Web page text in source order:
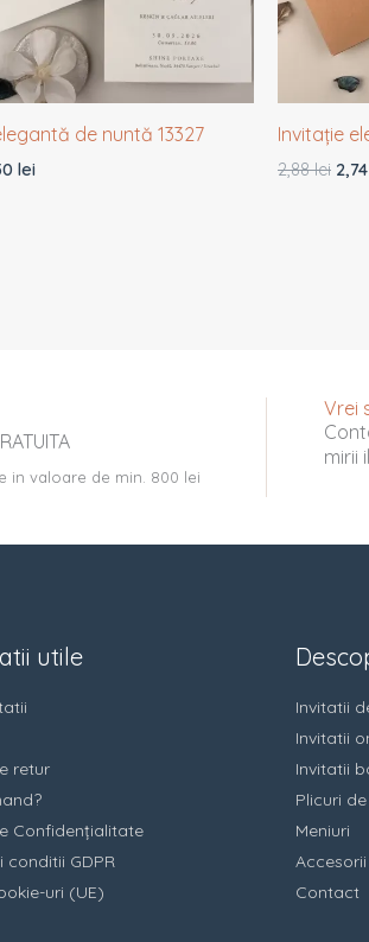
de nuntă 13327
lei
Invitație
2,88lei 2,74
in valoare de min. 800 lei
Vrei
mirii
utile
retur
Confidențialitate
conditii GDPR
uri (UE)
Invitatii
Invitatii
Invitatii
Plicuri
Meniuri
Contact